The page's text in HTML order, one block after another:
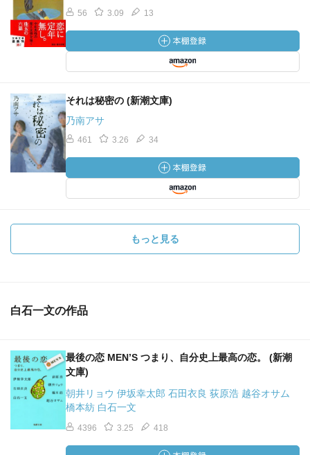
56 3.09 13
それは秘密の (新潮文庫)
乃南アサ
461 3.26 34
もっと見る
白石一文の作品
最後の恋 MEN’S つまり、自分史上最高の恋。 (新潮
文庫)
朝井リョウ 伊坂幸太郎 石田衣良 荻原浩 越谷オサム
橋本紡 白石一文
4396 3.25 418